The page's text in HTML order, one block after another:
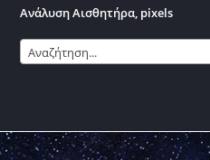
Ανάλυση Αισθητήρα, pixels
Αναζήτηση...